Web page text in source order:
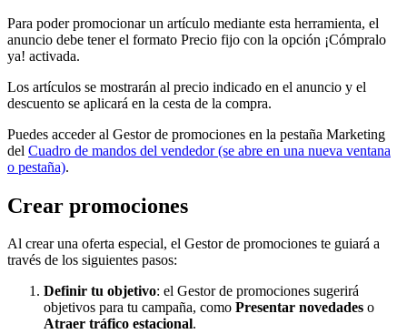
Para poder promocionar un artículo mediante esta herramienta, el
anuncio debe tener el formato Precio fijo con la opción ¡Cómpralo
ya! activada.
Los artículos se mostrarán al precio indicado en el anuncio y el
descuento se aplicará en la cesta de la compra.
Puedes acceder al Gestor de promociones en la pestaña Marketing
del Cuadro de mandos del vendedor(se abre en una nueva ventana
o pestaña).
Crear promociones
Al crear una oferta especial, el Gestor de promociones te guiará a
través de los siguientes pasos:
Definir tu objetivo: el Gestor de promociones sugerirá
objetivos para tu campaña, como Presentar novedades o
Atraer tráfico estacional.